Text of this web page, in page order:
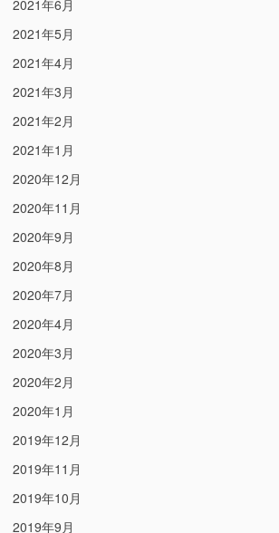
2021年6月
2021年5月
2021年4月
2021年3月
2021年2月
2021年1月
2020年12月
2020年11月
2020年9月
2020年8月
2020年7月
2020年4月
2020年3月
2020年2月
2020年1月
2019年12月
2019年11月
2019年10月
2019年9月